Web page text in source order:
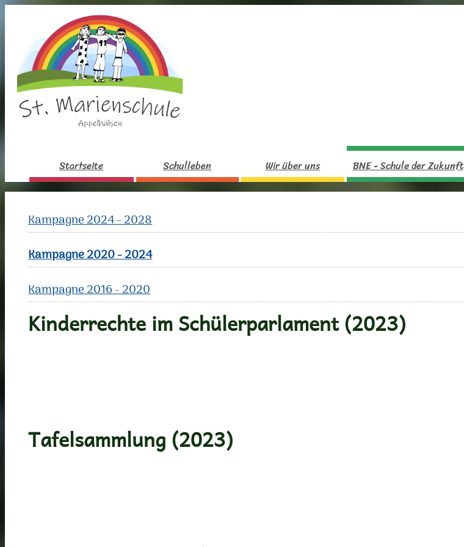
Startseite Schulleben Wir über uns BNE - Schule der Zukunft
Kampagne 2024 - 2028
Kampagne 2020 - 2024
Kampagne 2016 - 2020
Kinderrechte im Schülerparlament (2023)
Tafelsammlung (2023)